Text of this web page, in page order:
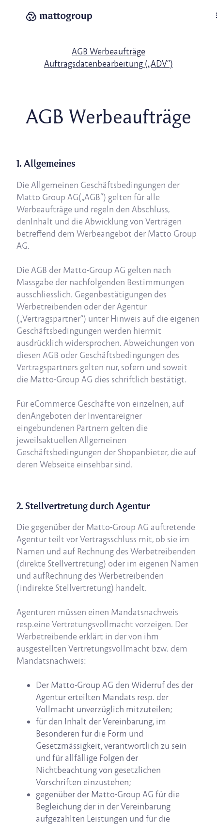
AGB & ADV
AGB Werbeaufträge
Auftragsdatenbearbeitung („ADV“)
AGB Werbeaufträge
1. Allgemeines
Die Allgemeinen Geschäftsbedingungen der
Matto Group AG(„AGB“) gelten für alle
Werbeaufträge und regeln den Abschluss,
denInhalt und die Abwicklung von Verträgen
betreffend dem Werbeangebot der Matto Group
AG.
Die AGB der Matto-Group AG gelten nach
Massgabe der nachfolgenden Bestimmungen
ausschliesslich. Gegenbestätigungen des
Werbetreibenden oder der Agentur
(„Vertragspartner“) unter Hinweis auf die eigenen
Geschäftsbedingungen werden hiermit
ausdrücklich widersprochen. Abweichungen von
diesen AGB oder Geschäftsbedingungen des
Vertragspartners gelten nur, sofern und soweit
die Matto-Group AG dies schriftlich bestätigt.
Für eCommerce Geschäfte von einzelnen, auf
denAngeboten der Inventareigner
eingebundenen Partnern gelten die
jeweilsaktuellen Allgemeinen
Geschäftsbedingungen der Shopanbieter, die auf
deren Webseite einsehbar sind.
2. Stellvertretung durch Agentur
Die gegenüber der Matto-Group AG auftretende
Agentur teilt vor Vertragsschluss mit, ob sie im
Namen und auf Rechnung des Werbetreibenden
(direkte Stellvertretung) oder im eigenen Namen
und aufRechnung des Werbetreibenden
(indirekte Stellvertretung) handelt.
Agenturen müssen einen Mandatsnachweis
resp.eine Vertretungsvollmacht vorzeigen. Der
Werbetreibende erklärt in der von ihm
ausgestellten Vertretungsvollmacht bzw. dem
Mandatsnachweis:
Der Matto-Group AG den Widerruf des der
Agentur erteilten Mandats resp. der
Vollmacht unverzüglich mitzuteilen;
für den Inhalt der Vereinbarung, im
Besonderen für die Form und
Gesetzmässigkeit, verantwortlich zu sein
und für allfällige Folgen der
Nichtbeachtung von gesetzlichen
Vorschriften einzustehen;
gegenüber der Matto-Group AG für die
Begleichung der in der Vereinbarung
aufgezählten Leistungen und für die